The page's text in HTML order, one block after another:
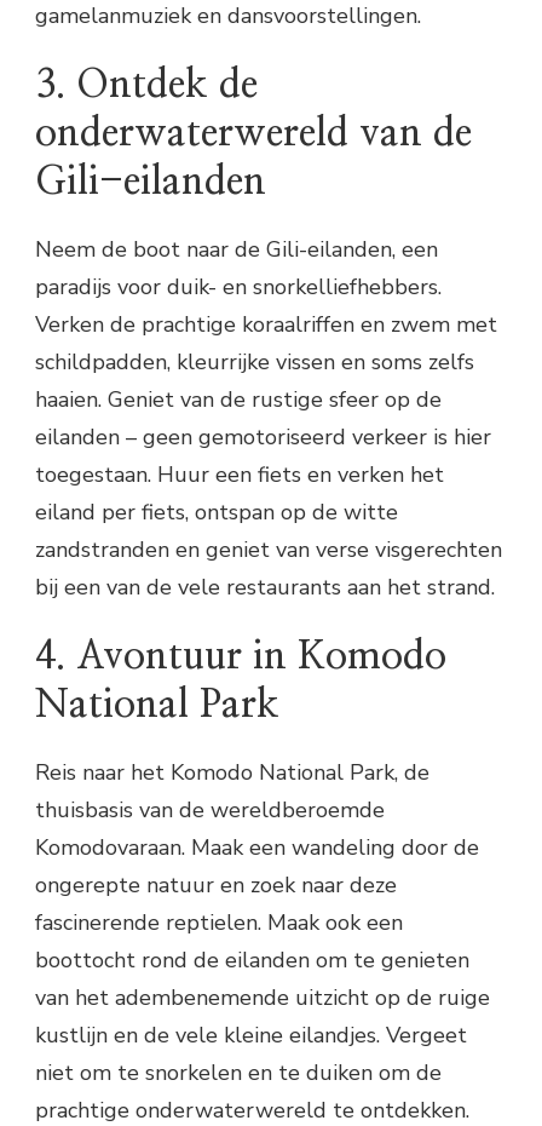
gamelanmuziek en dansvoorstellingen.
3. Ontdek de
onderwaterwereld van de
Gili-eilanden
Neem de boot naar de Gili-eilanden, een
paradijs voor duik- en snorkelliefhebbers.
Verken de prachtige koraalriffen en zwem met
schildpadden, kleurrijke vissen en soms zelfs
haaien. Geniet van de rustige sfeer op de
eilanden – geen gemotoriseerd verkeer is hier
toegestaan. Huur een fiets en verken het
eiland per fiets, ontspan op de witte
zandstranden en geniet van verse visgerechten
bij een van de vele restaurants aan het strand.
4. Avontuur in Komodo
National Park
Reis naar het Komodo National Park, de
thuisbasis van de wereldberoemde
Komodovaraan. Maak een wandeling door de
ongerepte natuur en zoek naar deze
fascinerende reptielen. Maak ook een
boottocht rond de eilanden om te genieten
van het adembenemende uitzicht op de ruige
kustlijn en de vele kleine eilandjes. Vergeet
niet om te snorkelen en te duiken om de
prachtige onderwaterwereld te ontdekken.